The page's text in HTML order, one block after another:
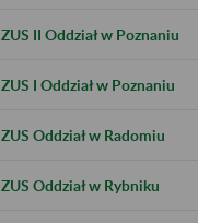
ZUS II Oddział w Poznaniu
ZUS I Oddział w Poznaniu
ZUS Oddział w Radomiu
ZUS Oddział w Rybniku